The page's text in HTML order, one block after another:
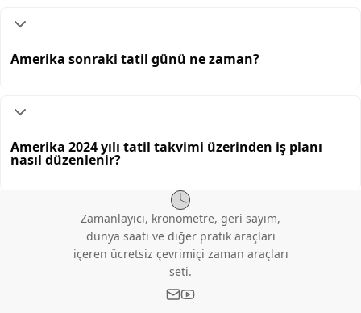
Amerika sonraki tatil günü ne zaman?
Amerika 2024 yılı tatil takvimi üzerinden iş planı
nasıl düzenlenir?
Zamanlayıcı, kronometre, geri sayım,
dünya saati ve diğer pratik araçları
içeren ücretsiz çevrimiçi zaman araçları
seti.